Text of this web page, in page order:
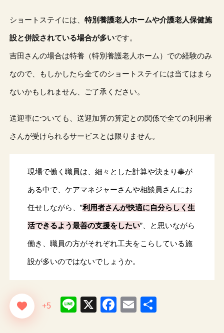
ショートステイには、特別養護老人ホームや介護老人保健施
設と併設されている場合が多いです。
吉田さんの場合は特養（特別養護老人ホーム）での経験のみ
なので、もしかしたら全てのショートステイには当てはまら
ないかもしれません、ご了承ください。
送迎車についても、送迎加算の算定との関係で全ての利用者
さんが受けられるサービスとは限りません。
現場で働く職員は、細々とした計算や決まり事が
ある中で、ケアマネジャーさんや相談員さんにお
任せしながら、”利用者さんが快適に自分らしく生
活できるよう最善の支援をしたい”、と思いながら
働き、職員の方がそれぞれ工夫をこらしている施
設が多いのではないでしょうか。
+5 Line
X Facebook
Email